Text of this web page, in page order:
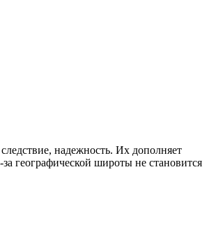
надежность. Их дополняет
географической широты не становится